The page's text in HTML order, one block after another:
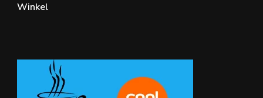
Winkel